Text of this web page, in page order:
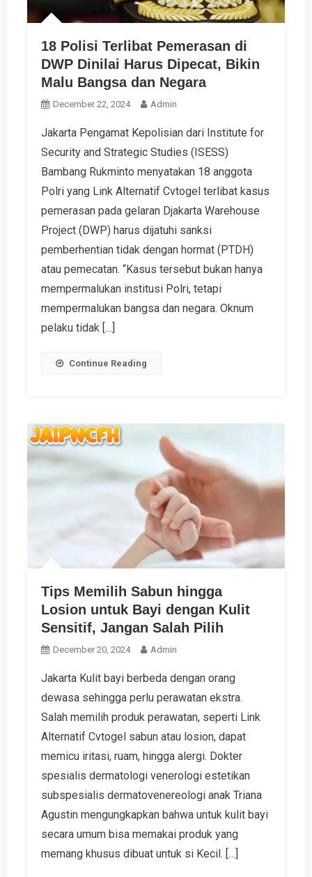
18 Polisi Terlibat Pemerasan di
DWP Dinilai Harus Dipecat, Bikin
Malu Bangsa dan Negara
December 22, 2024 Admin
Jakarta Pengamat Kepolisian dari Institute for
Security and Strategic Studies (ISESS)
Bambang Rukminto menyatakan 18 anggota
Polri yang Link Alternatif Cvtogel terlibat kasus
pemerasan pada gelaran Djakarta Warehouse
Project (DWP) harus dijatuhi sanksi
pemberhentian tidak dengan hormat (PTDH)
atau pemecatan. “Kasus tersebut bukan hanya
mempermalukan institusi Polri, tetapi
mempermalukan bangsa dan negara. Oknum
pelaku tidak […]
Continue Reading
Tips Memilih Sabun hingga
Losion untuk Bayi dengan Kulit
Sensitif, Jangan Salah Pilih
December 20, 2024 Admin
Jakarta Kulit bayi berbeda dengan orang
dewasa sehingga perlu perawatan ekstra.
Salah memilih produk perawatan, seperti Link
Alternatif Cvtogel sabun atau losion, dapat
memicu iritasi, ruam, hingga alergi. Dokter
spesialis dermatologi venerologi estetikan
subspesialis dermatovenereologi anak Triana
Agustin mengungkapkan bahwa untuk kulit bayi
secara umum bisa memakai produk yang
memang khusus dibuat untuk si Kecil. […]